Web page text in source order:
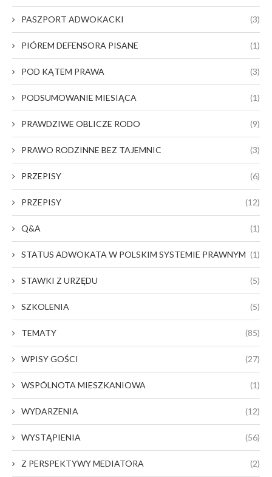
PASZPORT ADWOKACKI (3)
PIÓREM DEFENSORA PISANE (1)
POD KĄTEM PRAWA (3)
PODSUMOWANIE MIESIĄCA (1)
PRAWDZIWE OBLICZE RODO (9)
PRAWO RODZINNE BEZ TAJEMNIC (3)
PRZEPISY (6)
PRZEPISY (12)
Q&A (1)
STATUS ADWOKATA W POLSKIM SYSTEMIE PRAWNYM (1)
STAWKI Z URZĘDU (5)
SZKOLENIA (5)
TEMATY (85)
WPISY GOŚCI (27)
WSPÓLNOTA MIESZKANIOWA (1)
WYDARZENIA (12)
WYSTĄPIENIA (56)
Z PERSPEKTYWY MEDIATORA (2)